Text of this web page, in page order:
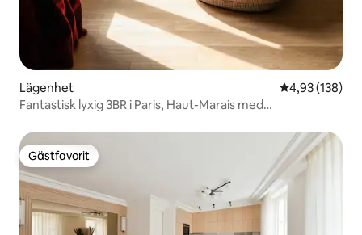
Lägenhet 4,93 av 5 i
4,93 (138)
Fantastisk lyxig 3BR i Paris, Haut-Marais med
Gästfavorit
Gästfavorit